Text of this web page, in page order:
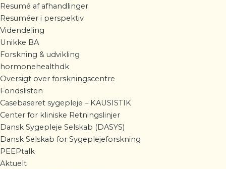
Resumé af afhandlinger
Resuméer i perspektiv
Videndeling
Unikke BA
Forskning & udvikling
hormonehealthdk
Oversigt over forskningscentre
Fondslisten
Casebaseret sygepleje – KAUSISTIK
Center for kliniske Retningslinjer
Dansk Sygepleje Selskab (DASYS)
Dansk Selskab for Sygeplejeforskning
PEEPtalk
Aktuelt